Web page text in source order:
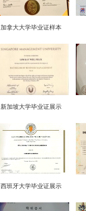
加拿大大学毕业证样本
新加坡大学毕业证展示
西班牙大学毕业证展示